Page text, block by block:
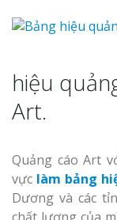
hiệu
Art.
Quảng cáo Art
vực làm bảng
Dương và các